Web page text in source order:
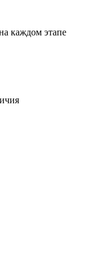
каждом этапе